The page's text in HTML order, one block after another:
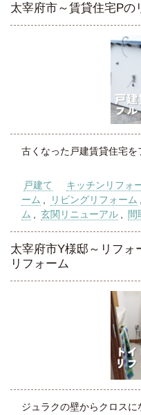
太宰府市～賃貸住宅Pの
古くなった戸建賃貸住宅を
戸建て キッチンリフォ
ーム
リビングリフォーム
ム
玄関リニューアル 間
太宰府市Y様邸～リフォ
リフォーム
ジュラクの壁からクロス